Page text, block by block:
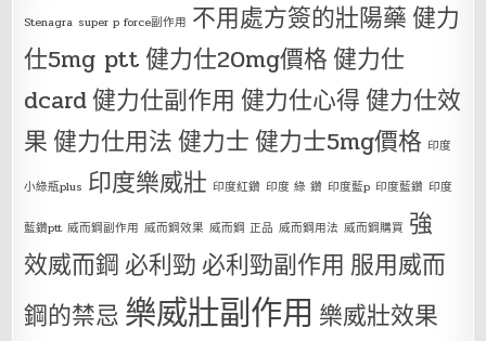
Stenagra super p force副作用 不用處方簽的壯陽藥健力
仕5mg ptt健力仕20mg價格健力仕
dcard健力仕副作用 健力仕心得健力仕效
果健力仕用法健力士健力士5mg價格 印度
小綠瓶plus 印度樂威壯 印度紅鑽 印度 綠 鑽 印度藍p 印度藍鑽 印度
藍鑽ptt 威而鋼副作用 威而鋼效果 威而鋼 正品 威而鋼用法 威而鋼購買 強
效威而鋼 必利勁 必利勁副作用 服用威而
鋼的禁忌 樂威壯副作用 樂威壯效果